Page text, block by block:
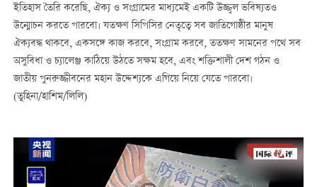
ইতিহাস তৈরি করেছি, ঐক্য ও সংগ্রামের মাধ্যমেই একটি উজ্জ্বল ভবিষ্যতও
উন্মোচন করতে পারবো। যতক্ষণ সিপিসির নেতৃত্বে সব জাতিগোষ্ঠীর মানুষ
ঐক্যবদ্ধ থাকবে, একসঙ্গে কাজ করবে, সংগ্রাম করবে, ততক্ষণ সামনের পথে সব
অসুবিধা ও চ্যালেঞ্জ কাঠিয়ে উঠতে সক্ষম হবে, এবং শক্তিশালী দেশ গঠন ও
জাতীয় পুনরুজ্জীবনের মহান উদ্দেশ্যকে এগিয়ে নিয়ে যেতে পারবো।
(তুহিনা/হাশিম/লিলি)